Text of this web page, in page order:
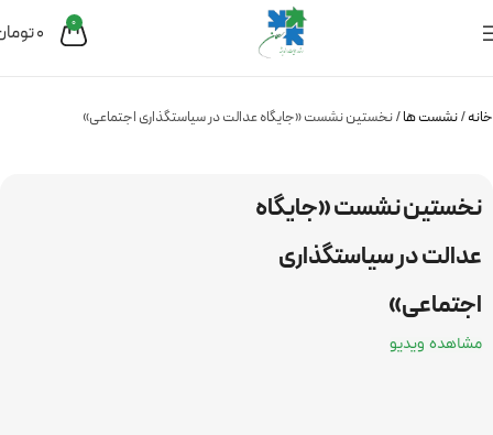
0
0
خانه نشست ها نخستین نشست «جایگاه عدالت در سیاستگذاری اجتماعی»
نخستین نشست «جایگاه
عدالت در سیاستگذاری
اجتماعی»
مشاهده ویدیو